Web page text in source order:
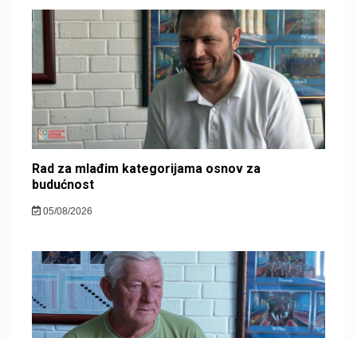
Rad za mlađim kategorijama osnov za
budućnost
05/08/2026